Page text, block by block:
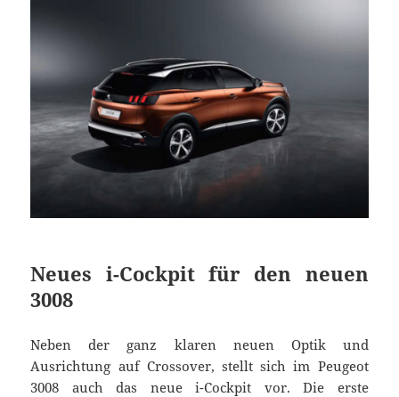
Neues i-Cockpit für den neuen
3008
Neben der ganz klaren neuen Optik und
Ausrichtung auf Crossover, stellt sich im Peugeot
3008 auch das neue i-Cockpit vor. Die erste